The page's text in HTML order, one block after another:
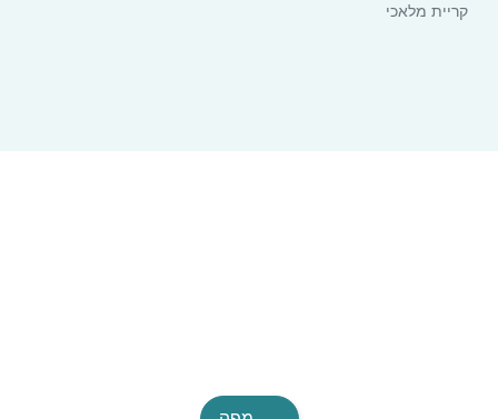
קריית מלאכי